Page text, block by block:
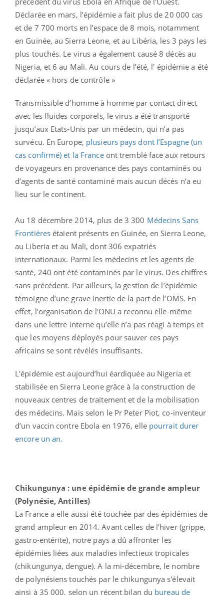
Déclarée en mars, l’épidémie a fait plus de 20 000 cas
et de 7 700 morts en l’espace de 8 mois, notamment
en Guinée, au Sierra Leone, et au Libéria, les 3 pays les
plus touchés. Le virus a également causé 8 décès au
Nigeria, et 6 au Mali. Au cours de l’été, l' épidémie a été
déclarée « hors de contrôle »
Transmissible d’homme à homme par contact direct
avec les fluides corporels, le virus a été transporté
jusqu’aux Etats-Unis par un médecin, qui n’a pas
survécu. En Europe, plusieurs pays dont l’Espagne (un
cas confirmé) et la France ont tremblé face aux retours
de voyageurs en provenance des pays contaminés ou
d’agents de santé contaminé mais aucun décès n’a eu
lieu sur le continent.
Au 18 décembre 2014, plus de 3 300 Médecins Sans
Frontières étaient présents en Guinée, en Sierra Leone,
au Liberia et au Mali, dont 306 expatriés
internationaux. Parmi les médecins et les agents de
santé, 240 ont été contaminés par le virus. Des chiffres
sans précédent. Par ailleurs, la gestion de l’épidémie
témoigne d’une grave inertie de la part de l’OMS. En
effet, l’organisation de l’ONU a reconnu elle-même
dans une lettre interne qu’elle n’a pas réagi à temps et
que les moyens déployés pour sauver ces pays
africains se sont révélés insuffisants.
L'épidémie est aujourd’hui éardiquée au Nigeria et
stabilisée en Sierra Leone grâce à la construction de
nouveaux centres de traitement et de la mobilisation
des médecins. Mais selon le Pr Peter Piot, co-inventeur
d’un vaccin contre Ebola en 1976, elle pourrait durer
encore un an.
Chikungunya : une épidémie de grande ampleur
(Polynésie, Antilles)
La France a elle aussi été touchée par des épidémies de
grand ampleur en 2014. Avant celles de l'hiver (grippe,
gastro-entérite), notre pays a dû affronter les
épidémies liées aux maladies infectieux tropicales
(chikungunya, dengue). A la mi-décembre, le nombre
de polynésiens touchés par le chikungunya s'élevait
ainsi à 35 000, selon un récent bilan du bureau de